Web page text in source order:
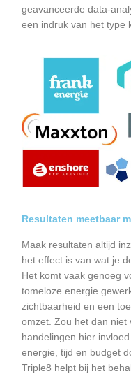
geavanceerde data-
een indruk van het type
Resultaten meetbaar
Maak resultaten altijd
het effect is van wat je
Het komt vaak genoeg
tomeloze energie
zichtbaarheid en een
omzet. Zou het dan niet
handelingen hier
energie, tijd en budget
Triple8 helpt bij het